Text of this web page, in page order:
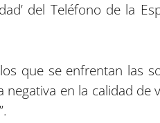
del Teléfono de la
que se enfrentan las
en la calidad de